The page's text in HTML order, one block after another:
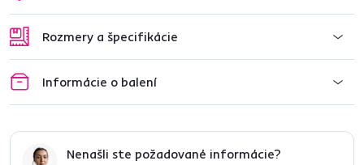
Rozmery a špecifikácie
Informácie o balení
Nenašli ste požadované informácie?